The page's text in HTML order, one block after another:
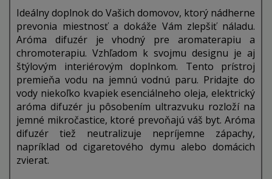
Ideálny doplnok do Vašich domovov, ktorý nádherne
prevonia miestnosť a dokáže Vám zlepšiť náladu.
Aróma difuzér je vhodný pre aromaterapiu a
chromoterapiu. Vzhľadom k svojmu designu je aj
štýlovým interiérovým doplnkom. Tento prístroj
premieňa vodu na jemnú vodnú paru. Pridajte do
vody niekoľko kvapiek esenciálneho oleja, elektrický
aróma difuzér ju pôsobením ultrazvuku rozloží na
jemné mikročastice, ktoré prevoňajú váš byt. Aróma
difuzér tiež neutralizuje nepríjemne zápachy,
napríklad od cigaretového dymu alebo domácich
zvierat.